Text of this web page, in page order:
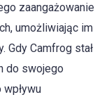
zaangażowanie
umożliwiając im
Camfrog stał
do swojego